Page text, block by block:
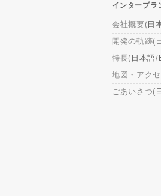
インタープラ
会社概要( 日
開発の軌跡(
特長( 日本語/
地図・アク
ごあいさつ(